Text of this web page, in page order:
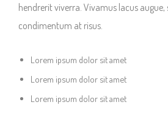
hendrerit viverra. Vivamus lacus augue,
condimentum at risus.
Lorem ipsum dolor sit amet
Lorem ipsum dolor sit amet
Lorem ipsum dolor sit amet